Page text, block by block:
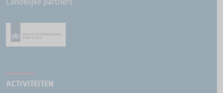
ACTIVITEITEN